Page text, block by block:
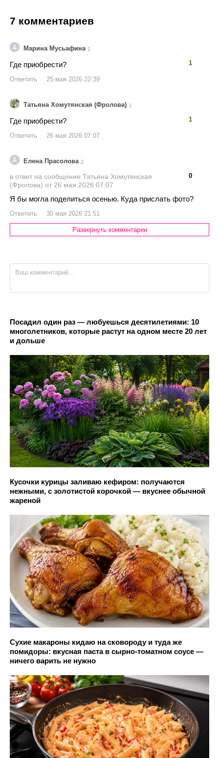
7 комментариев
Марина Мусьафина 1
1
Где приобрести?
Ответить 25 мая 2026 22:39
Татьяна Хомутянская (Фролова) 1
1
Где приобрести?
Ответить 26 мая 2026 07:07
Елена Прасолова 2
0
в ответ на сообщение Татьяна Хомутянская
(Фролова) от 26 мая 2026 07:07
Я бы могла поделиться осенью. Куда прислать фото?
Ответить 30 мая 2026 21:51
Развернуть комментарии
Посадил один раз — любуешься десятилетиями: 10
многолетников, которые растут на одном месте 20 лет
и дольше
Кусочки курицы заливаю кефиром: получаются
нежными, с золотистой корочкой — вкуснее обычной
жареной
Сухие макароны кидаю на сковороду и туда же
помидоры: вкусная паста в сырно-томатном соусе —
ничего варить не нужно